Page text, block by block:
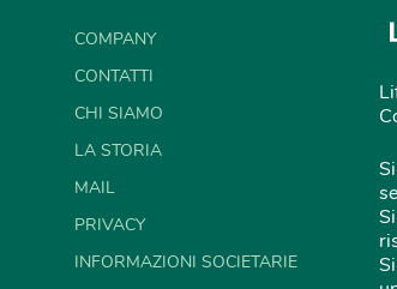
COMPANY
CONTATTI
CHI SIAMO
LA STORIA
MAIL
PRIVACY
INFORMAZIONI SOCIETARIE